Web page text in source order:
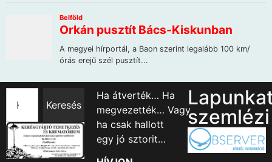
Keresés
Ha átverték… Ha
megvezették… Vagy
ha csak hallott
egy jó sztorit…
szemlézi